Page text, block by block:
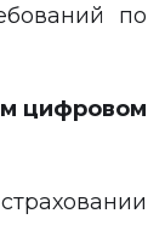
по
цифровом